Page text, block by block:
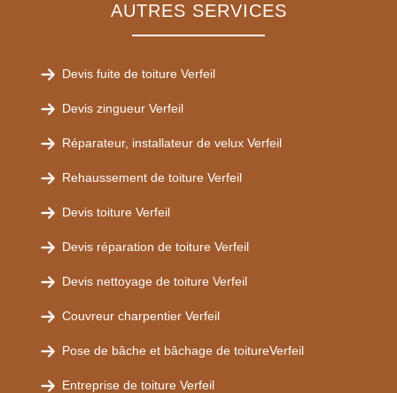
AUTRES SERVICES
Devis fuite de toiture Verfeil
Devis zingueur Verfeil
Réparateur, installateur de velux Verfeil
Rehaussement de toiture Verfeil
Devis toiture Verfeil
Devis réparation de toiture Verfeil
Devis nettoyage de toiture Verfeil
Couvreur charpentier Verfeil
Pose de bâche et bâchage de toitureVerfeil
Entreprise de toiture Verfeil